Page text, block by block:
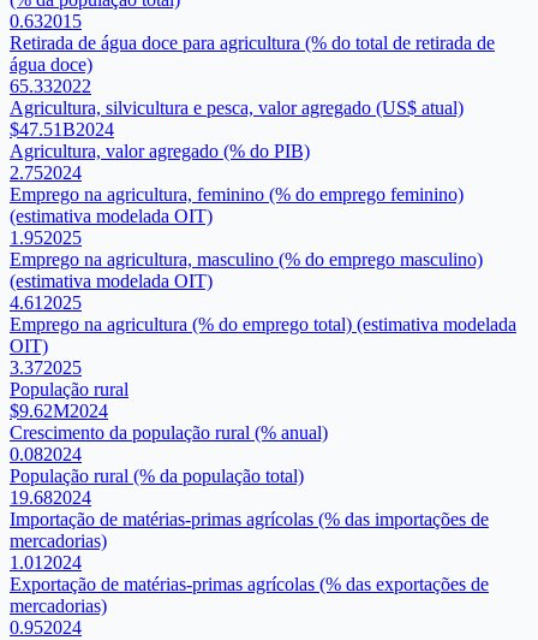
0.632015
Retirada de água doce para agricultura (% do total de retirada de
água doce)
65.332022
Agricultura, silvicultura e pesca, valor agregado (US$ atual)
$47.51B2024
Agricultura, valor agregado (% do PIB)
2.752024
Emprego na agricultura, feminino (% do emprego feminino)
(estimativa modelada OIT)
1.952025
Emprego na agricultura, masculino (% do emprego masculino)
(estimativa modelada OIT)
4.61 2025
Emprego na agricultura (% do emprego total) (estimativa modelada
OIT)
3.372025
População rural
$9.62M2024
Crescimento da população rural (% anual)
0.082024
População rural (% da população total)
19.682024
Importação de matérias-primas agrícolas (% das importações de
mercadorias)
1.01 2024
Exportação de matérias-primas agrícolas (% das exportações de
mercadorias)
0.952024